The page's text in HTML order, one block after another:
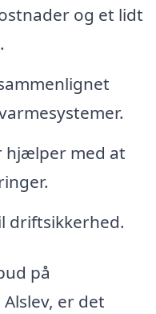
og et lidt
hjælper med at
driftsikkerhed.
på
er det